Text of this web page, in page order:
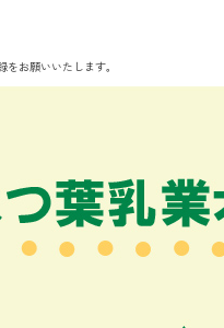
お願いいたします。